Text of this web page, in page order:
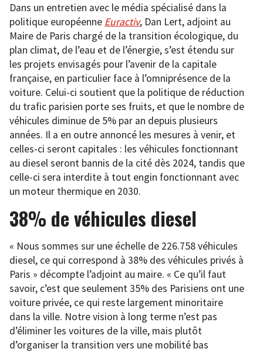
Dans un entretien avec le média spécialisé dans la
politique européenne Euractiv, Dan Lert, adjoint au
Maire de Paris chargé de la transition écologique, du
plan climat, de l’eau et de l’énergie, s’est étendu sur
les projets envisagés pour l’avenir de la capitale
française, en particulier face à l’omniprésence de la
voiture. Celui-ci soutient que la politique de réduction
du trafic parisien porte ses fruits, et que le nombre de
véhicules diminue de 5% par an depuis plusieurs
années. Il a en outre annoncé les mesures à venir, et
celles-ci seront capitales : les véhicules fonctionnant
au diesel seront bannis de la cité dès 2024, tandis que
celle-ci sera interdite à tout engin fonctionnant avec
un moteur thermique en 2030.
38% de véhicules diesel
« Nous sommes sur une échelle de 226.758 véhicules
diesel, ce qui correspond à 38% des véhicules privés à
Paris » décompte l’adjoint au maire. « Ce qu’il faut
savoir, c’est que seulement 35% des Parisiens ont une
voiture privée, ce qui reste largement minoritaire
dans la ville. Notre vision à long terme n’est pas
d’éliminer les voitures de la ville, mais plutôt
d’organiser la transition vers une mobilité bas